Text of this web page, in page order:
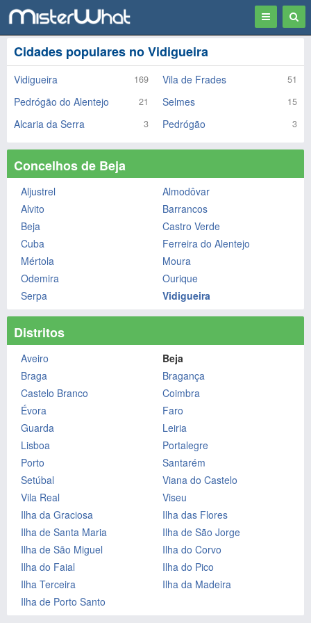
Toggle
navigation
Cidades populares no Vidigueira
Vidigueira 169 Vila de Frades 51
Pedrógão do Alentejo 21 Selmes 15
Alcaria da Serra 3 Pedrógão 3
Concelhos de Beja
Aljustrel
Almodôvar
Alvito
Barrancos
Beja
Castro Verde
Cuba
Ferreira do Alentejo
Mértola
Moura
Odemira
Ourique
Serpa
Vidigueira
Distritos
Aveiro
Beja
Braga
Bragança
Castelo Branco
Coimbra
Évora
Faro
Guarda
Leiria
Lisboa
Portalegre
Porto
Santarém
Setúbal
Viana do Castelo
Vila Real
Viseu
Ilha da Graciosa
Ilha das Flores
Ilha de Santa Maria
Ilha de São Jorge
Ilha de São Miguel
Ilha do Corvo
Ilha do Faial
Ilha do Pico
Ilha Terceira
Ilha da Madeira
Ilha de Porto Santo